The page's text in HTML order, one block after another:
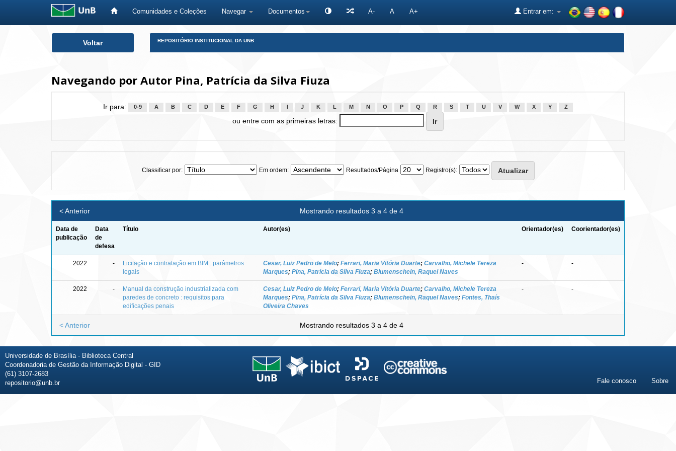
Comunidades e Coleções Navegar Documentos A- A A+ Entrar em:
Voltar REPOSITÓRIO INSTITUCIONAL DA UNB
Navegando por Autor Pina, Patrícia da Silva Fiuza
Ir para: 0-9 A B C D E F G H J K L M N O P Q R S T U V W X Y Z
ou entre com as primeiras letras:
Classificar por: Em ordem: Resultados/Página Registro(s):
Mostrando resultados 3 a 4 de 4
< Anterior
Data de
publicação
Data
de
defesa
Título Autor(es) Orientador(es) Coorientador(es)
2022 -
Licitação e contratação em BIM : parâmetros
legais
Cesar, Luiz Pedro de Melo; Ferrari, Maria Vitória Duarte; Carvalho, Michele Tereza
Marques; Pina, Patrícia da Silva Fiuza; Blumenschein, Raquel Naves
- -
2022 -
Manual da construção industrializada com
paredes de concreto : requisitos para
edificações penais
Cesar, Luiz Pedro de Melo; Ferrari, Maria Vitória Duarte; Carvalho, Michele Tereza
Marques; Pina, Patrícia da Silva Fiuza; Blumenschein, Raquel Naves; Fontes, Thaís
Oliveira Chaves
- -
Mostrando resultados 3 a 4 de 4
< Anterior
Universidade de Brasília - Biblioteca Central
Coordenadoria de Gestão da Informação Digital - GID
(61) 3107-2683
repositorio@unb.br
Fale conosco Sobre